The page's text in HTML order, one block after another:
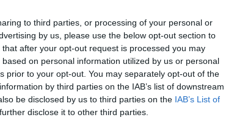
to third parties, or processing of your personal or
by us, please use the below opt-out section to
after your opt-out request is processed you may
on personal information utilized by us or personal
prior to your opt-out. You may separately opt-out of the
by third parties on the IAB’s list of downstream
be disclosed by us to third parties on the IAB’s List of
disclose it to other third parties.